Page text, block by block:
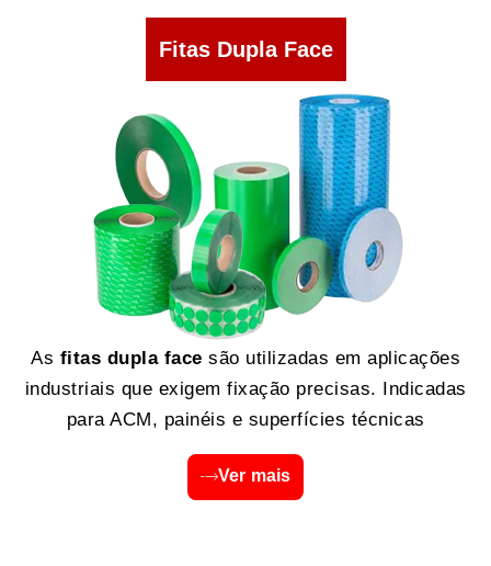
Fitas Dupla Face
As fitas dupla face são utilizadas em aplicações
industriais que exigem fixação precisas. Indicadas
para ACM, painéis e superfícies técnicas
Ver mais